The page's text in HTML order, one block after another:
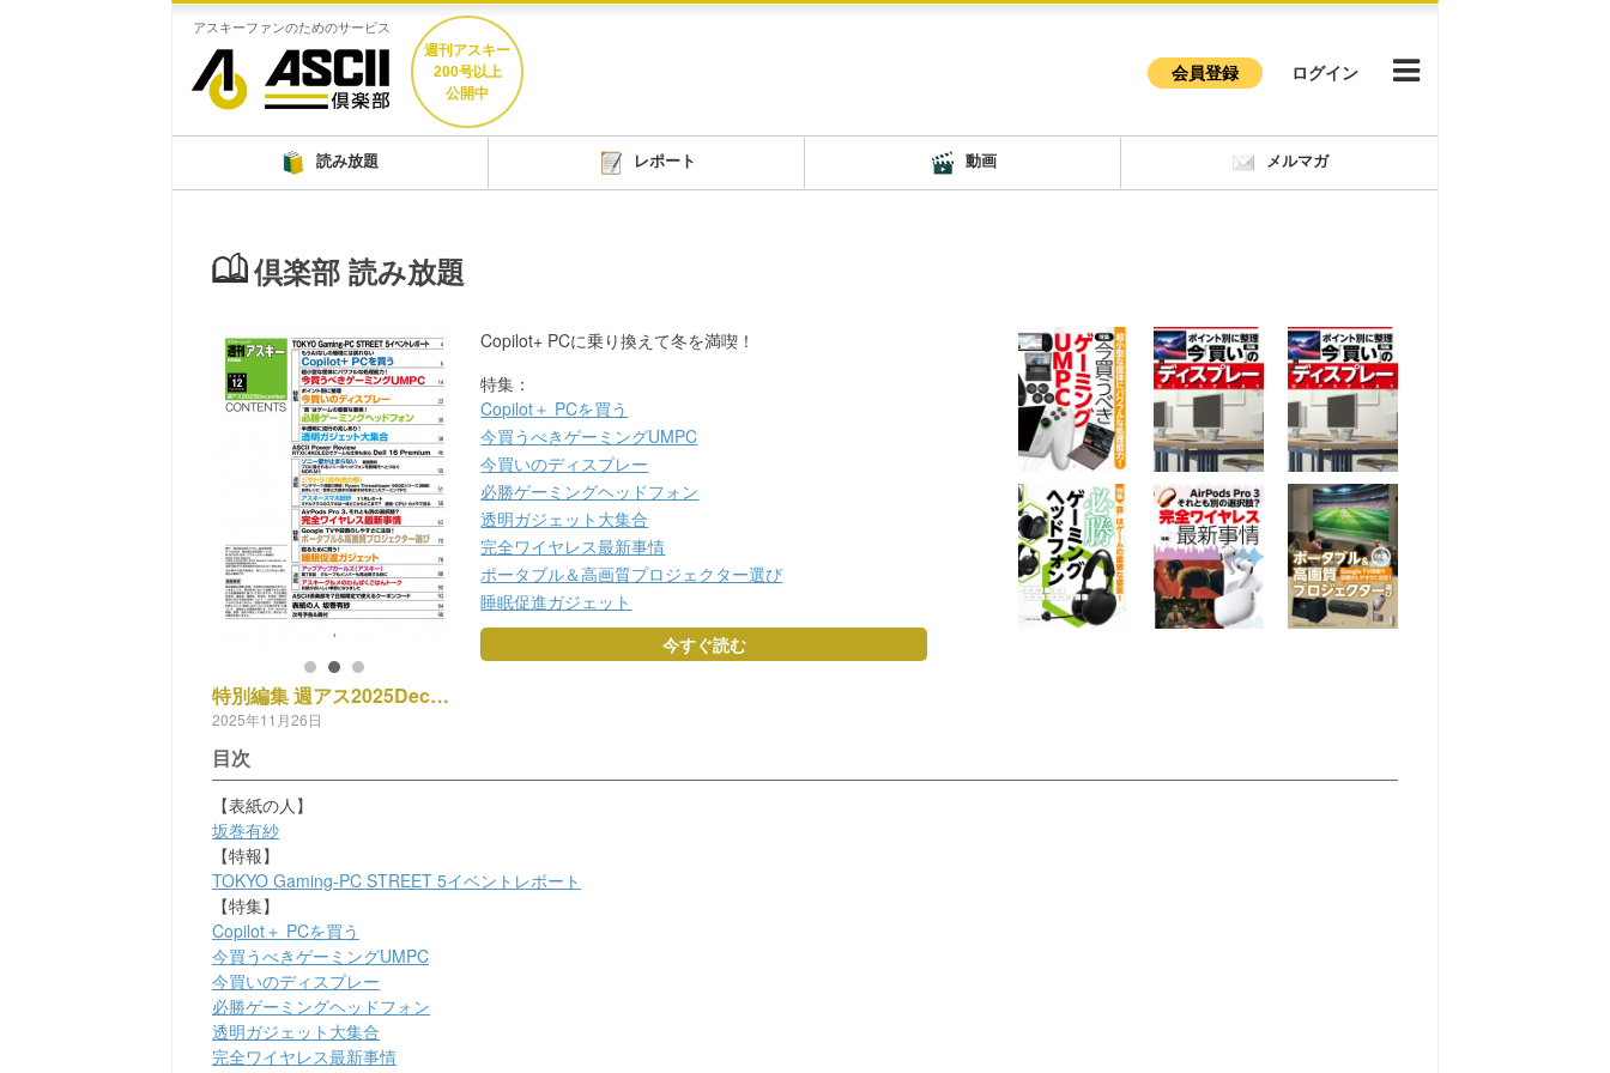
アスキーファンのためのサービス
週刊アスキー
200号以上
公開中
会員登録 ログイン
読み放題 レポート 動画 メルマガ
倶楽部 読み放題
特別編集 週アス2025December
2025年11月26日
Copilot+ PCに乗り換えて冬を満喫！
特集：
Copilot＋ PCを買う
今買うべきゲーミングUMPC
今買いのディスプレー
必勝ゲーミングヘッドフォン
透明ガジェット大集合
完全ワイヤレス最新事情
ポータブル＆高画質プロジェクター選び
睡眠促進ガジェット
今すぐ読む
目次
【表紙の人】
坂巻有紗
【特報】
TOKYO Gaming-PC STREET 5イベントレポート
【特集】
Copilot＋ PCを買う
今買うべきゲーミングUMPC
今買いのディスプレー
必勝ゲーミングヘッドフォン
透明ガジェット大集合
完全ワイヤレス最新事情